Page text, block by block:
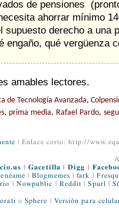
de pensiones
ahorrar mínimo
supuesto derecho a una
engaño, qué vergüenza
amables lectores.
de Tecnología Avanzada,
, prima media, Rafael Pardo,
| Enlace corto: http://
|Gacetilla |Digg
|Blogmemes |fark
Nowpublic Reddit |Spurl |
o Sphere Versión para